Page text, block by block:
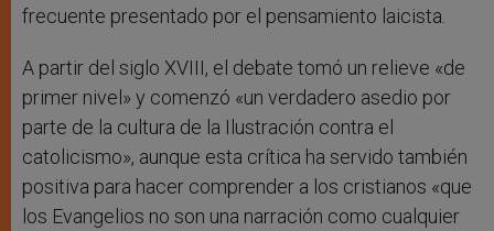
frecuente presentado por el pensamiento laicista.
A partir del siglo XVIII, el debate tomó un relieve «de
primer nivel» y comenzó «un verdadero asedio por
parte de la cultura de la Ilustración contra el
catolicismo», aunque esta crítica ha servido también
positiva para hacer comprender a los cristianos «que
los Evangelios no son una narración como cualquier